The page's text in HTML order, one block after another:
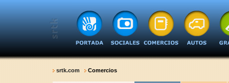
srtk.com Comercios